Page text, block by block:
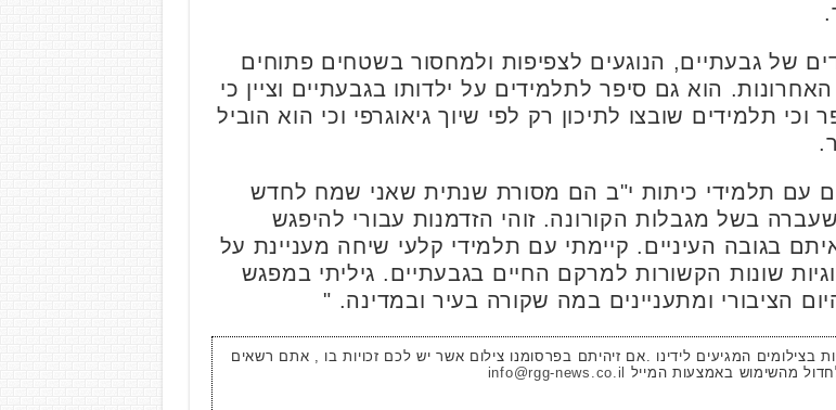
של גבעתיים, הנוגעים לצפיפות ולמחסור בשטחים פתוחים
הוא גם סיפר לתלמידים על ילדותו בגבעתיים וציין כי
תלמידים שובצו לתיכון רק לפי שיוך גיאוגרפי וכי הוא הוביל
עם תלמידי כיתות י"ב הם מסורת שנתית שאני שמח לחדש
בשל מגבלות הקורונה. זוהי הזדמנות עבורי להיפגש
בגובה העיניים. קיימתי עם תלמידי קלעי שיחה מעניינת על
שונות הקשורות למרקם החיים בגבעתיים. גיליתי במפגש
הציבורי ומתעניינים במה שקורה בעיר ובמדינה. "
בצילומים המגיעים לידינו .אם זיהיתם בפרסומנו צילום אשר יש לכם זכויות בו , אתם רשאים
מהשימוש באמצעות המייל
info@rgg-news.co.il